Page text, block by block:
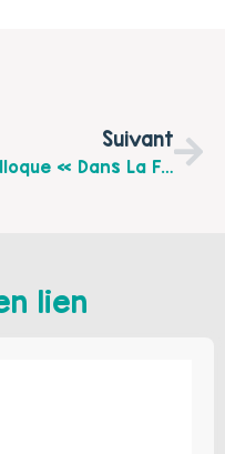
Suivant
Colloque « Dans La Famille Tourmente, Je Voudrais Les Enfants … »: L’enfant Auteur De Violences Au Sein De Sa Famille
lien